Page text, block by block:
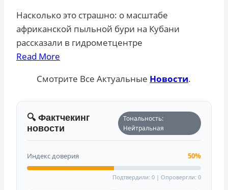
Насколько это страшно: о масштабе
африканской пыльной бури на Кубани
рассказали в гидрометцентре
Read More
Смотрите Все Актуальные Новости.
🔍 Фактчекинг
новости
Тональность:
Нейтральная
Индекс доверия 50%
Подтвердили: 0 | Опровергли: 0